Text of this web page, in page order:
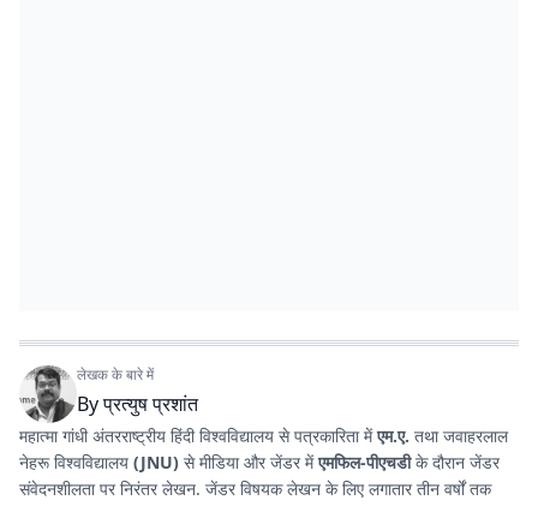
लेखक के बारे में
Byप्रत्युष प्रशांत
महात्मा गांधी अंतरराष्ट्रीय हिंदी विश्वविद्यालय से पत्रकारिता मेंएम.ए. तथा जवाहरलाल
नेहरू विश्वविद्यालय (JNU) से मीडिया और जेंडर मेंएमफिल-पीएचडीके दौरान जेंडर
संवेदनशीलता पर निरंतर लेखन. जेंडर विषयक लेखन के लिए लगातार तीन वर्षों तक